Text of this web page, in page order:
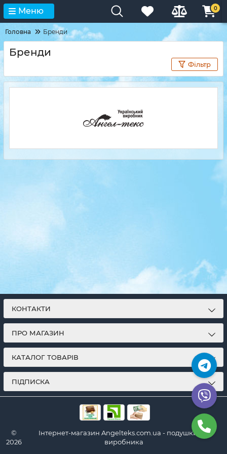
Меню 0
Головна Бренди
Бренди
Фільтр
КОНТАКТИ
ПРО МАГАЗИН
КАТАЛОГ ТОВАРІВ
ПІДПИСКА
©
2026
Інтернет-магазин Angelteks.com.ua - подушки від
виробника